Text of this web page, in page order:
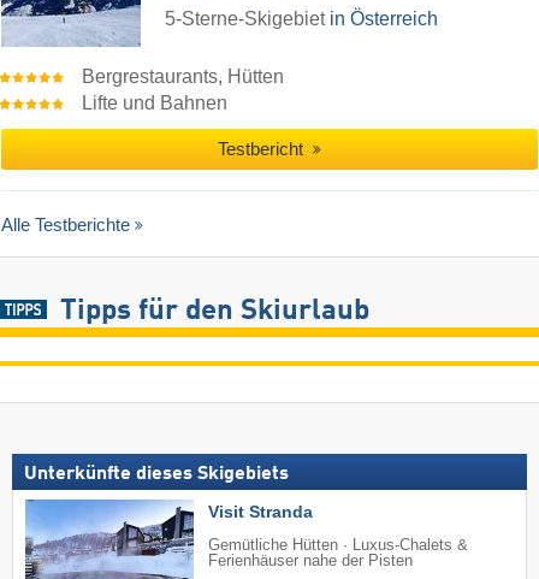
5-Sterne-Skigebiet in Österreich
Bergrestaurants, Hütten
Lifte und Bahnen
Testbericht
Alle Testberichte
Tipps für den Skiurlaub
Unterkünfte dieses Skigebiets
Visit Stranda
Gemütliche Hütten · Luxus-Chalets &
Ferienhäuser nahe der Pisten